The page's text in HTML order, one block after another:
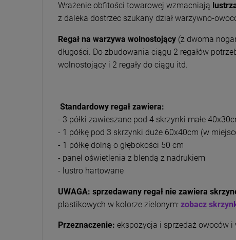
Wrażenie obfitości towarowej wzmacniają
z daleka dostrzec szukany dział warzywno-
Regał na warzywa wolnostojący (z dwoma
długości. Do zbudowania ciągu 2 regałów
wolnostojący i 2 regały do ciągu itd.
Standardowy regał zawiera:
- 3 półki zawieszane pod 4 skrzynki małe
- 1 półkę pod 3 skrzynki duże 60x40cm (w
- 1 półkę dolną o głębokości 50 cm
- panel oświetlenia z blendą z nadrukiem
- lustro hartowane
UWAGA: sprzedawany regał nie zawiera
plastikowych w kolorze zielonym: zobacz
Przeznaczenie: ekspozycja i sprzedaż owoców i